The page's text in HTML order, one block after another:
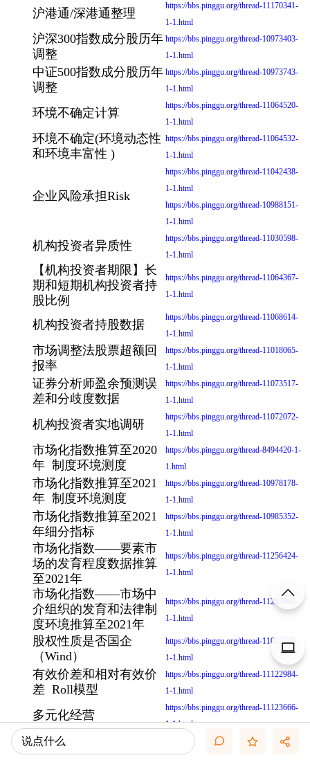
沪港通/深港通整理
https://bbs.pinggu.org/thread-11170341-
1-1.html
沪深300指数成分股历年
调整
https://bbs.pinggu.org/thread-10973403-
1-1.html
中证500指数成分股历年
调整
https://bbs.pinggu.org/thread-10973743-
1-1.html
环境不确定计算
https://bbs.pinggu.org/thread-11064520-
1-1.html
环境不确定(环境动态性
和环境丰富性 )
https://bbs.pinggu.org/thread-11064532-
1-1.html
企业风险承担Risk
https://bbs.pinggu.org/thread-11042438-
1-1.html
https://bbs.pinggu.org/thread-10988151-
1-1.html
机构投资者异质性
https://bbs.pinggu.org/thread-11030598-
1-1.html
【机构投资者期限】长
期和短期机构投资者持
股比例
https://bbs.pinggu.org/thread-11064367-
1-1.html
机构投资者持股数据
https://bbs.pinggu.org/thread-11068614-
1-1.html
市场调整法股票超额回
报率
https://bbs.pinggu.org/thread-11018065-
1-1.html
证券分析师盈余预测误
差和分歧度数据
https://bbs.pinggu.org/thread-11073517-
1-1.html
机构投资者实地调研
https://bbs.pinggu.org/thread-11072072-
1-1.html
市场化指数推算至2020
年 制度环境测度
https://bbs.pinggu.org/thread-8494420-1-
1.html
市场化指数推算至2021
年 制度环境测度
https://bbs.pinggu.org/thread-10978178-
1-1.html
市场化指数推算至2021
年细分指标
https://bbs.pinggu.org/thread-10985352-
1-1.html
市场化指数——要素市
场的发育程度数据推算
至2021年
https://bbs.pinggu.org/thread-11256424-
1-1.html
市场化指数——市场中
介组织的发育和法律制
度环境推算至2021年
https://bbs.pinggu.org/thread-11257960-
1-1.html
股权性质是否国企
（Wind）
https://bbs.pinggu.org/thread-11015235-
1-1.html
有效价差和相对有效价
差 Roll模型
https://bbs.pinggu.org/thread-11122984-
1-1.html
多元化经营
https://bbs.pinggu.org/thread-11123666-
1-1.html
上市公司全要素生产率
LP方法
https://bbs.pinggu.org/thread-11125945-
1-1.html
说点什么